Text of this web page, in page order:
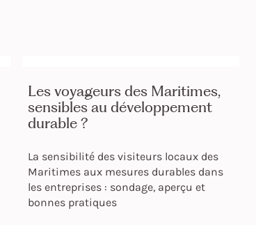
Les voyageurs des Maritimes,
sensibles au développement
durable ?
La sensibilité des visiteurs locaux des
Maritimes aux mesures durables dans
les entreprises : sondage, aperçu et
bonnes pratiques